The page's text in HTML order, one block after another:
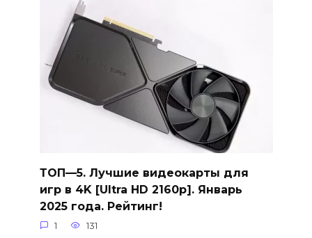
ТОП—5. Лучшие видеокарты для
игр в 4K [Ultra HD 2160p]. Январь
2025 года. Рейтинг!
1 131